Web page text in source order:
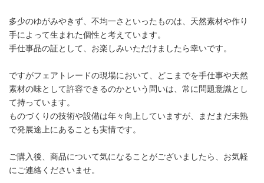
多少のゆがみやきず、不均一さといったものは、天然素材や作り
手によって生まれた個性と考えています。
手仕事品の証として、お楽しみいただけましたら幸いです。
ですがフェアトレードの現場において、どこまでを手仕事や天然
素材の味として許容できるのかという問いは、常に問題意識とし
て持っています。
ものづくりの技術や設備は年々向上していますが、まだまだ未熟
で発展途上にあることも実情です。
ご購入後、商品について気になることがございましたら、お気軽
にご連絡くださいませ。